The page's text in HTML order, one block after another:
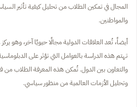
المجال في تمكين الطلاب من تحليل كيفية تأثير
والمواطنين.
أيضاً، تُعد العلاقات الدولية مجالًا حيويًا آخر، وهو
تهتم هذه الدراسة بالعوامل التي تؤثر على الدبلوماسية
والتعاون بين الدول. تُمكن هذه المعرفة الطلاب من
وتحليل الأزمات العالمية من منظور سياسي.